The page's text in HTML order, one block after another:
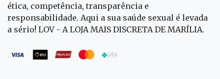
ética, competência, transparência e
responsabilidade. Aqui a sua saúde sexual é levada
a sério! LOV - A LOJA MAIS DISCRETA DE MARÍLIA.